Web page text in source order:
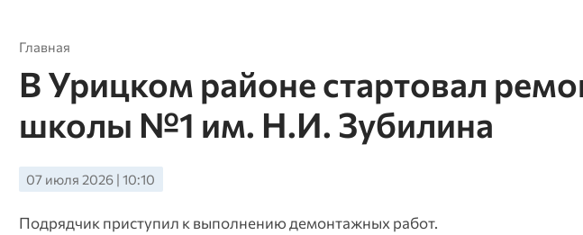
Главная
В Урицком районе стартовал
школы №1 им. Н.И. Зубилина
07 июля 2026 | 10:10
Подрядчик приступил к выполнению демонтажных работ.